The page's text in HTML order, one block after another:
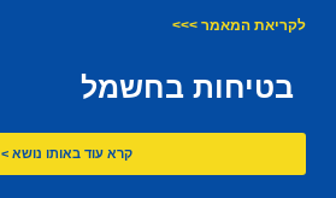
לקריאת המאמר >>>
בטיחות בחשמל
קרא עוד באותו נושא >